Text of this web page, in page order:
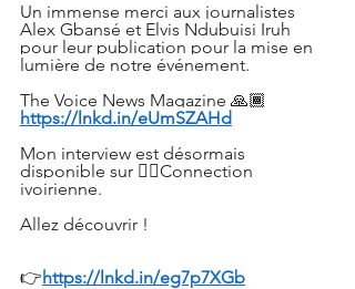
Un immense merci aux journalistes
Alex Gbansé et Elvis Ndubuisi Iruh
pour leur publication pour la mise en
lumière de notre événement.
The Voice News Magazine 🙏🏾
https://lnkd.in/eUmSZAHd
Mon interview est désormais
disponible sur 👉🏾Connection
ivoirienne.
Allez découvrir !
👉https://lnkd.in/eg7p7XGb